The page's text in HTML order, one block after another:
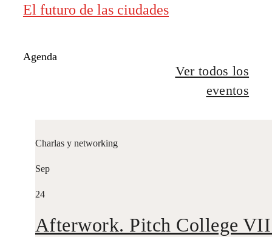
El futuro de las ciudades
Agenda
Ver todos los
eventos
Charlas y networking
Sep
24
Afterwork. Pitch College